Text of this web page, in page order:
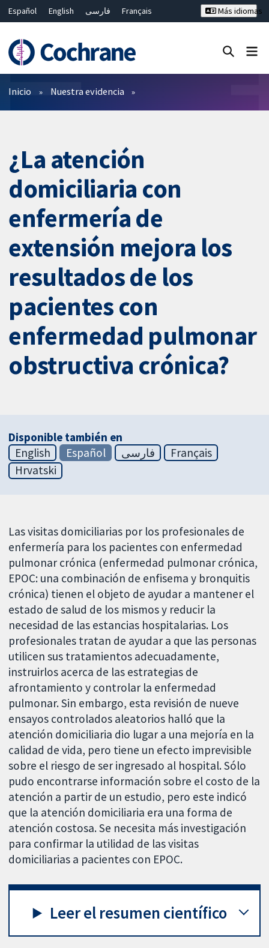
Español English فارسی
Français
Bahasa Malaysia
ไทย 繁體中文
Más idiomas
Filtros
Inicio Nuestra evidencia
¿La atención
domiciliaria con
enfermería de
extensión mejora los
resultados de los
pacientes con
enfermedad pulmonar
obstructiva crónica?
Disponible también en
English
Español فارسی
Français
Hrvatski
Las visitas domiciliarias por los profesionales de
enfermería para los pacientes con enfermedad
pulmonar crónica (enfermedad pulmonar crónica,
EPOC: una combinación de enfisema y bronquitis
crónica) tienen el objeto de ayudar a mantener el
estado de salud de los mismos y reducir la
necesidad de las estancias hospitalarias. Los
profesionales tratan de ayudar a que las personas
utilicen sus tratamientos adecuadamente,
instruirlos acerca de las estrategias de
afrontamiento y controlar la enfermedad
pulmonar. Sin embargo, esta revisión de nueve
ensayos controlados aleatorios halló que la
atención domiciliaria dio lugar a una mejoría en la
calidad de vida, pero tiene un efecto imprevisible
sobre el riesgo de ser ingresado al hospital. Sólo
pudo encontrarse información sobre el costo de la
atención a partir de un estudio, pero este indicó
que la atención domiciliaria era una forma de
atención costosa. Se necesita más investigación
para confirmar la utilidad de las visitas
domiciliarias a pacientes con EPOC.
Leer el resumen científico